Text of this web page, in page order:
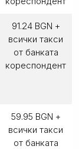
91.24 BGN +
всички такси
от банката
кореспондент
59.95 BGN +
всички такси
от банката